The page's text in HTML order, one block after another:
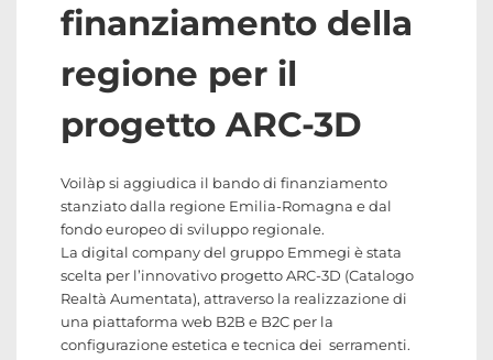
finanziamento della
regione per il
progetto ARC-3D
Voilàp si aggiudica il bando di finanziamento
stanziato dalla regione Emilia-Romagna e dal
fondo europeo di sviluppo regionale.
La digital company del gruppo Emmegi è stata
scelta per l’innovativo progetto ARC-3D (Catalogo
Realtà Aumentata), attraverso la realizzazione di
una piattaforma web B2B e B2C per la
configurazione estetica e tecnica dei serramenti.